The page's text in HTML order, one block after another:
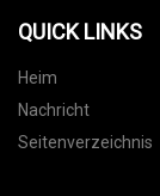
QUICK LINKS
Heim
Nachricht
Seitenverzeichnis